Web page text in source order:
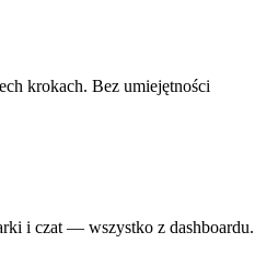
krokach. Bez umiejętności
i czat — wszystko z dashboardu.